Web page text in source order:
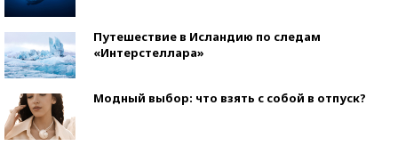
Путешествие в Исландию по следам
«Интерстеллара»
Модный выбор: что взять с собой в отпуск?